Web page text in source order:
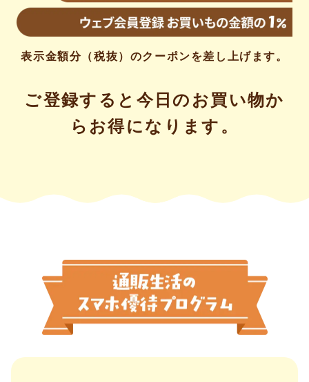
表示金額分（税抜）のクーポンを差し上げます。
ご登録すると今日のお買い物か
らお得になります。